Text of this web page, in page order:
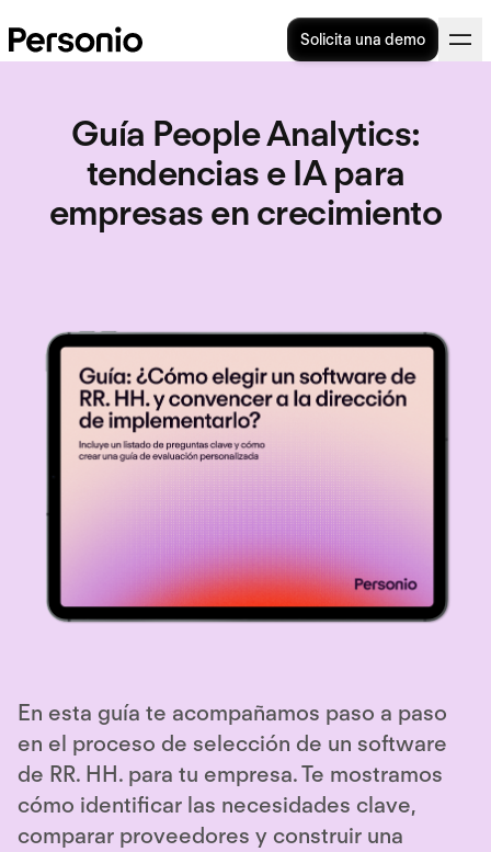
Solicita una demo
Guía People Analytics:
tendencias e IA para
empresas en crecimiento
En esta guía te acompañamos paso a paso
en el proceso de selección de un software
de RR. HH. para tu empresa. Te mostramos
cómo identificar las necesidades clave,
comparar proveedores y construir una